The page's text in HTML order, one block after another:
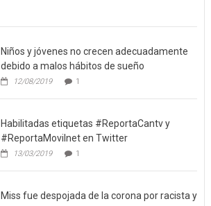
Niños y jóvenes no crecen adecuadamente
debido a malos hábitos de sueño
12/08/2019 1
Habilitadas etiquetas #ReportaCantv y
#ReportaMovilnet en Twitter
13/03/2019 1
Miss fue despojada de la corona por racista y